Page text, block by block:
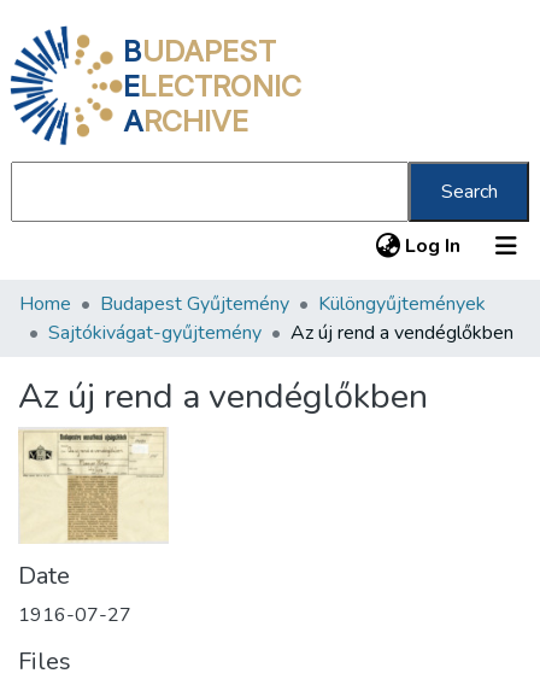
BUDAPEST
ELECTRONIC
ARCHIVE
Search
Log In (current)
Communities & Collections
Statistics
About us
Home Budapest Gyűjtemény
Különgyűjtemények
Sajtókivágat-gyűjtemény
Az új rend a vendéglőkben
Az új rend a vendéglőkben
Date
1916-07-27
Files